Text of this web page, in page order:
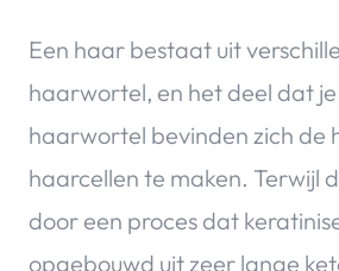
Een haar bestaat uit
haarwortel, en het deel dat
haarwortel bevinden zich de
haarcellen te maken. Terwijl
door een proces dat
opgebouwd uit zeer lange